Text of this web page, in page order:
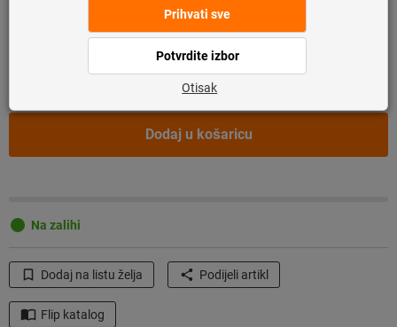
Želite li naručiti više od jednog artikla?Za brzi unos
Dodaj u košaricu
Na zalihi
Dodaj na listu želja Podijeli artikl
Flip katalog